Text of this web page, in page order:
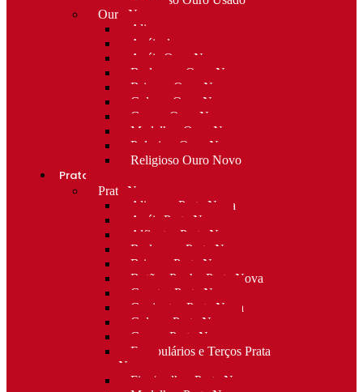
Ouro Novo
Alianças
Anéis de curso
Anéis Ouro Novo
Berloques Ouro Novo
Brincos Ouro Novo
Colares Ouro Novo
Cruzes Ouro Novo
Medalhas Ouro Novo
Pulseiras Ouro Novo
Religioso Ouro Novo
Prata
Prata Nova
Alianças Prata Nova
Anéis Prata Nova
Alfinetes Prata Nova
Berloques Prata Nova
Brincos Prata Nova
Botões Punho Prata Nova
Canetas Prata Nova
Conjuntos Prata Nova
Colares Prata Nova
Cruzes Prata Nova
Escapulários e Terços Prata
Nova
Fios/malhas Prata Nova